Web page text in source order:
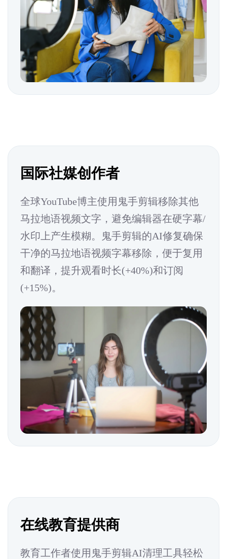
国际社媒创作者
全球YouTube博主使用鬼手剪辑移除其他
马拉地语视频文字，避免编辑器在硬字幕/
水印上产生模糊。鬼手剪辑的AI修复确保
干净的马拉地语视频字幕移除，便于复用
和翻译，提升观看时长(+40%)和订阅
(+15%)。
在线教育提供商
教育工作者使用鬼手剪辑AI清理工具轻松